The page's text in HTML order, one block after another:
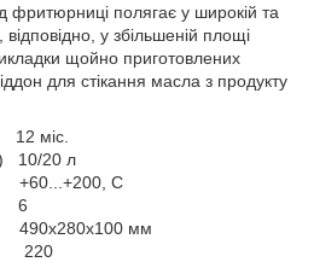
фритюрниці полягає у широкій та
у збільшеній площі
щойно приготовлених
для стікання масла з продукту
міс.
10/20 л
С
6
мм